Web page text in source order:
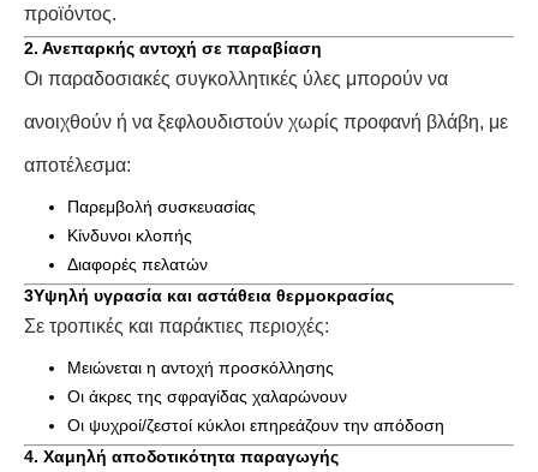
προϊόντος.
2. Ανεπαρκής αντοχή σε παραβίαση
Οι παραδοσιακές συγκολλητικές ύλες μπορούν να
ανοιχθούν ή να ξεφλουδιστούν χωρίς προφανή βλάβη, με
αποτέλεσμα:
Παρεμβολή συσκευασίας
Κίνδυνοι κλοπής
Διαφορές πελατών
3Υψηλή υγρασία και αστάθεια θερμοκρασίας
Σε τροπικές και παράκτιες περιοχές:
Μειώνεται η αντοχή προσκόλλησης
Οι άκρες της σφραγίδας χαλαρώνουν
Οι ψυχροί/ζεστοί κύκλοι επηρεάζουν την απόδοση
4. Χαμηλή αποδοτικότητα παραγωγής